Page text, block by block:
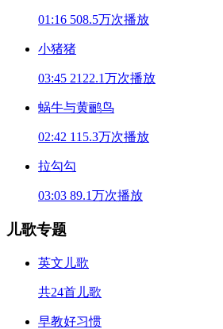
01:16 508.5万次播放
小猪猪
03:45 2122.1万次播放
蜗牛与黄鹂鸟
02:42 115.3万次播放
拉勾勾
03:03 89.1万次播放
儿歌专题
英文儿歌
共24首儿歌
早教好习惯